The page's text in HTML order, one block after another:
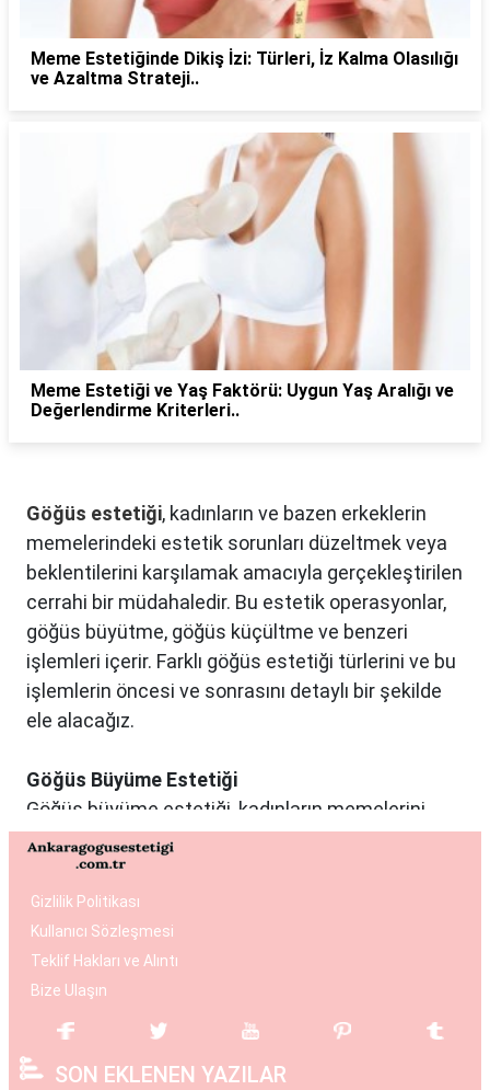
Meme Estetiğinde Dikiş İzi: Türleri, İz Kalma Olasılığı
ve Azaltma Strateji..
Meme Estetiği ve Yaş Faktörü: Uygun Yaş Aralığı ve
Değerlendirme Kriterleri..
Göğüs estetiği, kadınların ve bazen erkeklerin
memelerindeki estetik sorunları düzeltmek veya
beklentilerini karşılamak amacıyla gerçekleştirilen
cerrahi bir müdahaledir. Bu estetik operasyonlar,
göğüs büyütme, göğüs küçültme ve benzeri
işlemleri içerir. Farklı göğüs estetiği türlerini ve bu
işlemlerin öncesi ve sonrasını detaylı bir şekilde
ele alacağız.
Göğüs Büyüme Estetiği
Göğüs büyüme estetiği, kadınların memelerini
istedikleri boyuta getirmek ve vücut oranlarını
dengelemek istedikleri durumlarda tercih edilen
bir estetik operasyondur. Bu işlemde genellikle
silikon veya tuzlu su dolu implantlar kullanılır.
Operasyon, hasta ile cerrah arasında yapılan
detaylı bir değerlendirme sonucunda kişiye özel
çekici bir görünüm elde etmek isteyen kadınlar
arasında popülerdir.
Gizlilik Politikası
Kullanıcı Sözleşmesi
Teklif Hakları ve Alıntı
Bize Ulaşın
SON EKLENEN YAZILAR